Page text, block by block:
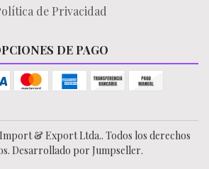
de Privacidad
DE PAGO
& Export Ltda.. Todos los derechos
Desarrollado por Jumpseller.